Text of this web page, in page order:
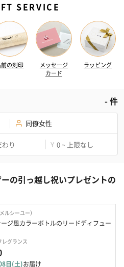
SERVICE
の刻印
メッセージ
カード
ラッピング
-件
同僚女性
わり ¥ 0 ~ 上限なし
の引っ越し祝いプレゼントの
ルシーユー）
ジ風カラーボトルのリードディフュー
レグランス
日(土)お届け